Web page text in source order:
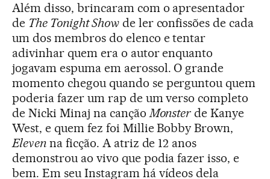
Além disso, brincaram com o apresentador
de The Tonight Showde ler confissões de cada
um dos membros do elenco e tentar
adivinhar quem era o autor enquanto
jogavam espuma em aerossol. O grande
momento chegou quando se perguntou quem
poderia fazer um rap de um verso completo
de Nicki Minaj na cançãoMonster de Kanye
West, e quem fez foi Millie Bobby Brown,
Elevenna ficção. A atriz de 12 anos
demonstrou ao vivo que podia fazer isso, e
bem. Em seu Instagram há vídeos dela